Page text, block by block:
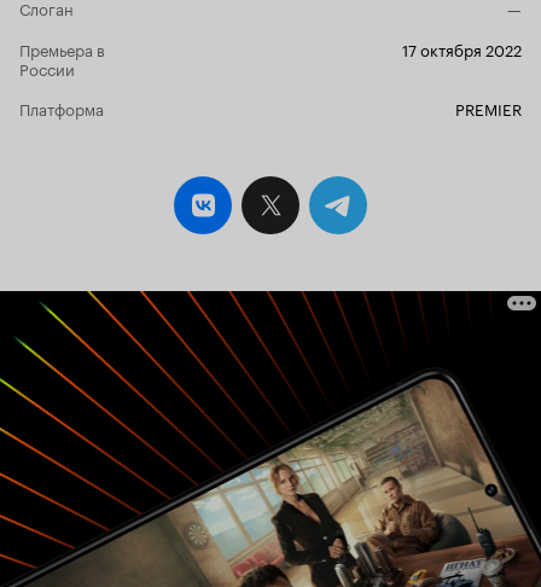
Слоган
—
Премьера в
России
17 октября 2022
Платформа PREMIER